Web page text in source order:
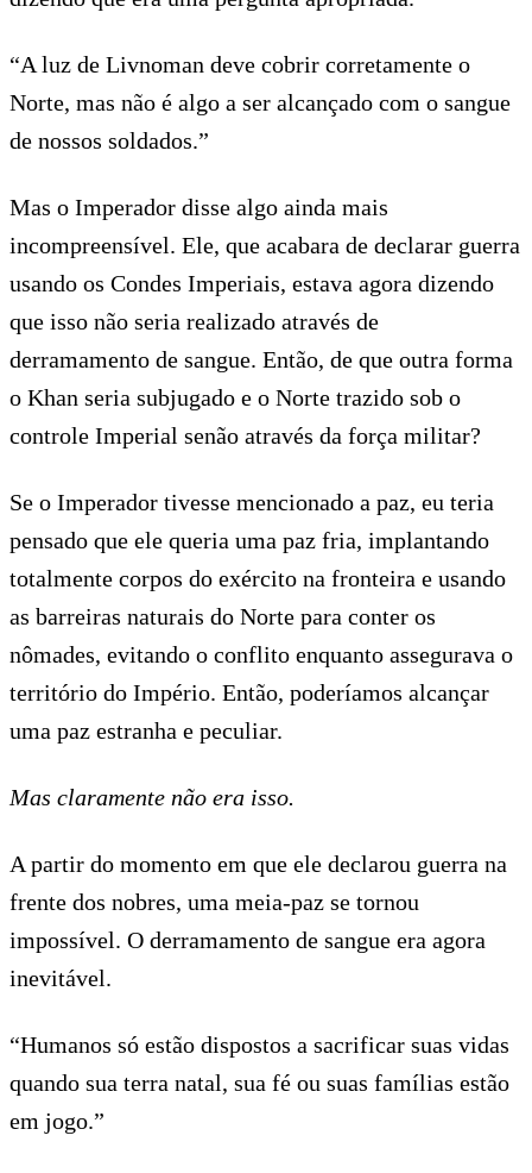
“A luz de Livnoman deve cobrir corretamente o
Norte, mas não é algo a ser alcançado com o sangue
de nossos soldados.”
Mas o Imperador disse algo ainda mais
incompreensível. Ele, que acabara de declarar guerra
usando os Condes Imperiais, estava agora dizendo
que isso não seria realizado através de
derramamento de sangue. Então, de que outra forma
o Khan seria subjugado e o Norte trazido sob o
controle Imperial senão através da força militar?
Se o Imperador tivesse mencionado a paz, eu teria
pensado que ele queria uma paz fria, implantando
totalmente corpos do exército na fronteira e usando
as barreiras naturais do Norte para conter os
nômades, evitando o conflito enquanto assegurava o
território do Império. Então, poderíamos alcançar
uma paz estranha e peculiar.
Mas claramente não era isso.
A partir do momento em que ele declarou guerra na
frente dos nobres, uma meia-paz se tornou
impossível. O derramamento de sangue era agora
inevitável.
“Humanos só estão dispostos a sacrificar suas vidas
quando sua terra natal, sua fé ou suas famílias estão
em jogo.”